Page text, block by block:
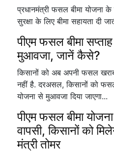
प्रधानमंत्री फसल बीमा
सुरक्षा के लिए बीमा सहायता दी
पीएम फसल बीमा
मुआवजा, जानें कैसे?
किसानों को अब अपनी फसल
नहीं है. दरअसल, किसानों को
योजना से मुआवजा दिया जाएगा...
पीएम फसल बीमा
वापसी, किसानों को
मंत्री तोमर